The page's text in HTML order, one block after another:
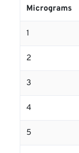
Micrograms
1
2
3
4
5